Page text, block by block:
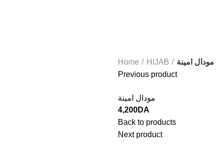
Home HIJAB
مودال امينة
Previous product
مودال امينة
4,200DA
Back to products
Next product